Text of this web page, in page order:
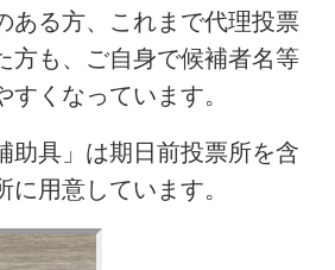
ある方、これまで代理投票
方も、ご自身で候補者名等
すくなっています。
助具」は期日前投票所を含
に用意しています。